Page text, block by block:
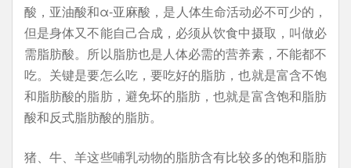
酸，亚油酸和α-亚麻酸，是人体生命活动必不可少的，
但是身体又不能自己合成，必须从饮食中摄取，叫做必
需脂肪酸。所以脂肪也是人体必需的营养素，不能都不
吃。关键是要怎么吃，要吃好的脂肪，也就是富含不饱
和脂肪酸的脂肪，避免坏的脂肪，也就是富含饱和脂肪
酸和反式脂肪酸的脂肪。
猪、牛、羊这些哺乳动物的脂肪含有比较多的饱和脂肪